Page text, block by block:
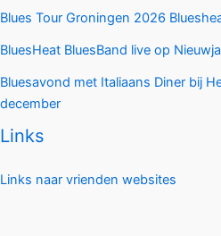
Blues Tour Groningen 2026
BluesHeat BluesBand live op
Bluesavond met Italiaans Diner bij
december
Links
Links naar vrienden websites